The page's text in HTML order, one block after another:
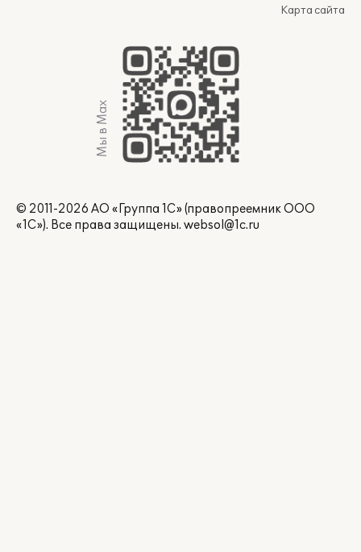
Карта сайта
Мы в Max
© 2011-2026 АО «Группа 1С» (правопреемник ООО
«1С»). Все права защищены. websol@1c.ru